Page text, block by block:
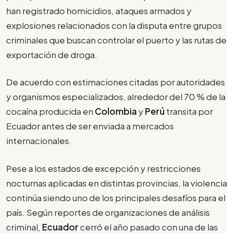
han registrado homicidios, ataques armados y
explosiones relacionados con la disputa entre grupos
criminales que buscan controlar el puerto y las rutas de
exportación de droga.
De acuerdo con estimaciones citadas por autoridades
y organismos especializados, alrededor del 70 % de la
cocaína producida en Colombia yPerú transita por
Ecuador antes de ser enviada a mercados
internacionales.
Pese a los estados de excepción y restricciones
nocturnas aplicadas en distintas provincias, la violencia
continúa siendo uno de los principales desafíos para el
país. Según reportes de organizaciones de análisis
criminal, Ecuadorcerró el año pasado con una de las